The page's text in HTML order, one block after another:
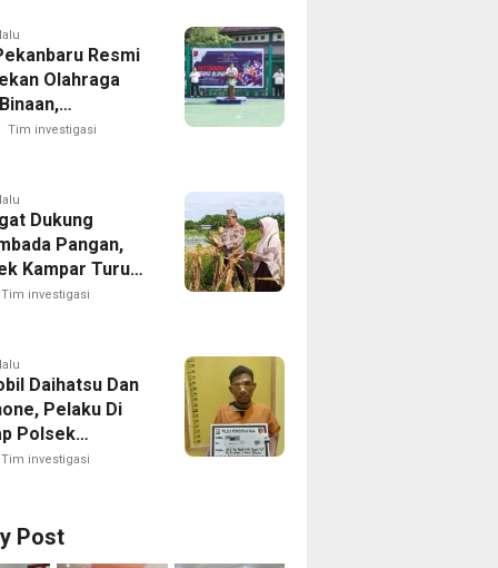
Resmi
Olahraga
HUT RI Ke-81
Tim investigasi
Dukung
Pangan,
Kampar Turun
Panen Jagung
investigasi
Daihatsu Dan
Pelaku Di
Polsek
Raja
investigasi
Post